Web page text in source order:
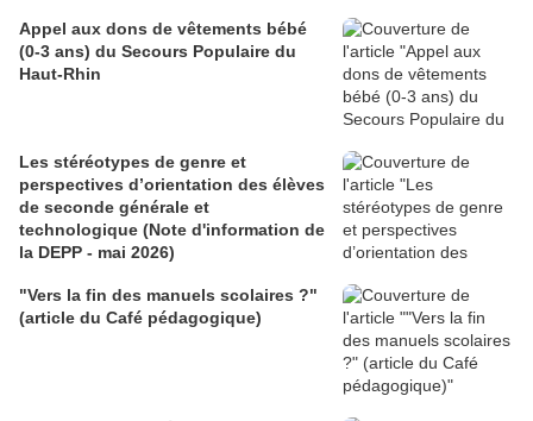
Appel aux dons de vêtements bébé
(0-3 ans) du Secours Populaire du
Haut-Rhin
Les stéréotypes de genre et
perspectives d’orientation des élèves
de seconde générale et
technologique (Note d'information de
la DEPP - mai 2026)
"Vers la fin des manuels scolaires ?"
(article du Café pédagogique)